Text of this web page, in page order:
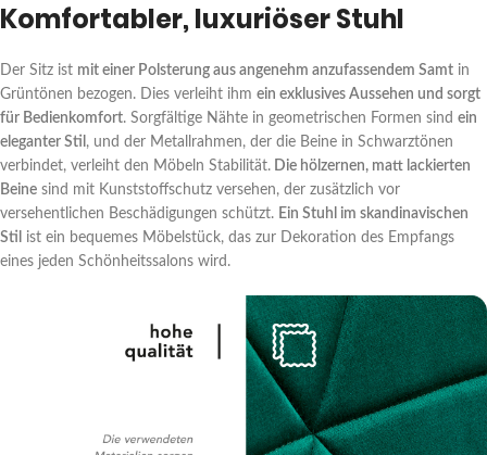
Komfortabler, luxuriöser Stuhl
Der Sitz ist mit einer Polsterung aus angenehm anzufassendem Samt in
Grüntönen bezogen. Dies verleiht ihm ein exklusives Aussehen und sorgt
für Bedienkomfort. Sorgfältige Nähte in geometrischen Formen sind ein
eleganter Stil , und der Metallrahmen, der die Beine in Schwarztönen
verbindet, verleiht den Möbeln Stabilität. Die hölzernen, matt lackierten
Beine sind mit Kunststoffschutz versehen, der zusätzlich vor
versehentlichen Beschädigungen schützt. Ein Stuhl im skandinavischen
Stil
ist ein bequemes Möbelstück, das zur Dekoration des Empfangs
eines jeden Schönheitssalons wird.